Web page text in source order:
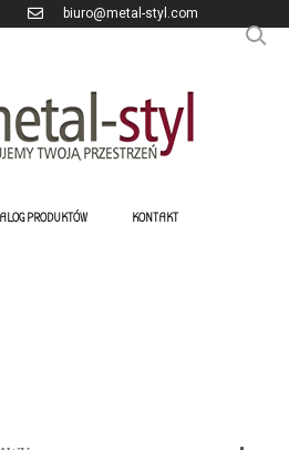
biuro@metal-styl.com
PRODUKTÓW KONTAKT